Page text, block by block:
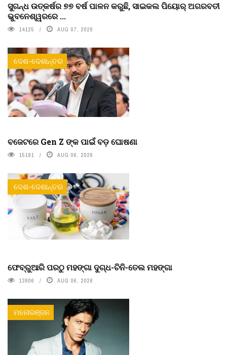
ସୁଗନ୍ଧ ଉତ୍କର୍ଷର ୭୭ ବର୍ଷ ପାଳନ କରୁଛି, ସାଇକଲ ପିୟୋର୍‌ ଅଗରବତୀ
ଭୁବନେଶ୍ୱରରେ ...
14125 AUG 07, 2026
ଦେଶ-ଦେଶାନ୍ତର
ବଜେଟରେ Gen Z ଙ୍କ ପାଇଁ ବଡ଼ ଘୋଷଣା
15181 AUG 06, 2026
ଦେଶ-ଦେଶାନ୍ତର
ଫେବ୍ରୁଆରି ପରଠୁ ମହଙ୍ଗା ଦୁଗ୍ଧ-ଚିନି-ତେଲ ମହଙ୍ଗା
13806 AUG 06, 2026
ମନୋରଞ୍ଜନ